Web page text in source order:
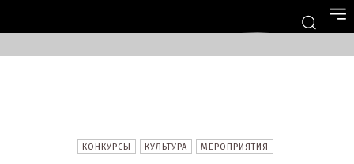
КОНКУРСЫ КУЛЬТУРА МЕРОПРИЯТИЯ